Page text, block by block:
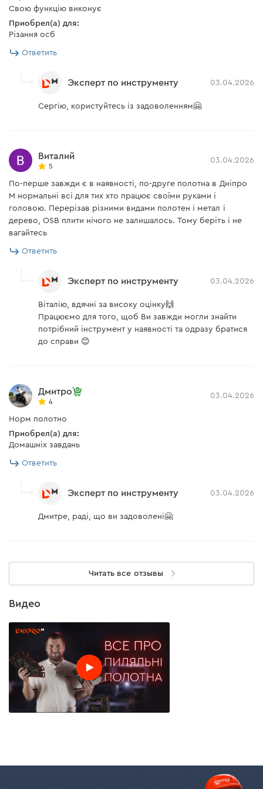
Свою функцію виконує
Приобрел(а) для:
Різання осб
Ответить
Эксперт по инструменту 03.04.2026
Сергію, користуйтесь із задоволенням🤗
Виталий
5
03.04.2026
По-перше завжди є в наявності, по-друге полотна в Дніпро
М нормальні всі для тих хто працює своїми руками і
головою. Перерізав різними видами полотен і метал і
дерево, ОSB плити нічого не залишалось. Тому беріть і не
вагайтесь
Ответить
Эксперт по инструменту 03.04.2026
Віталію, вдячні за високу оцінку🙌
Працюємо для того, щоб Ви завжди могли знайти
потрібний інструмент у наявності та одразу братися
до справи 😊
Дмитро
4
03.04.2026
Норм полотно
Приобрел(а) для:
Домашніх завдань
Ответить
Эксперт по инструменту 03.04.2026
Дмитре, раді, що ви задоволені🤗
Читать все отзывы
Видео